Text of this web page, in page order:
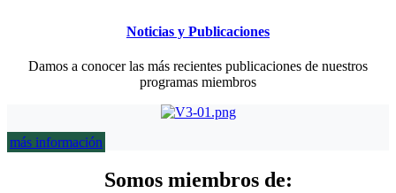
Noticias y Publicaciones
Damos a conocer las más recientes publicaciones de nuestros
programas miembros
más información
Somos miembros de: